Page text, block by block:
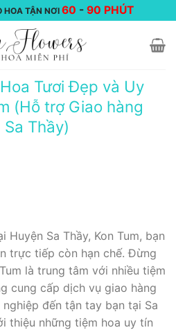
HOA TẬN NƠI 60 -90 PHÚT
Tươi Đẹp và Uy
(Hỗ trợ Giao hàng
Sa Thầy)
Huyện Sa Thầy, Kon Tum, bạn
trực tiếp còn hạn chế. Đừng
là trung tâm với nhiều tiệm
cung cấp dịch vụ giao hàng
đến tận tay bạn tại Sa
thiệu những tiệm hoa uy tín